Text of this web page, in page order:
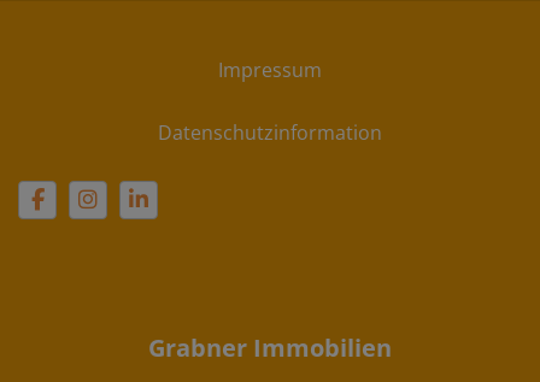
Impressum
Datenschutzinformation
Grabner Immobilien